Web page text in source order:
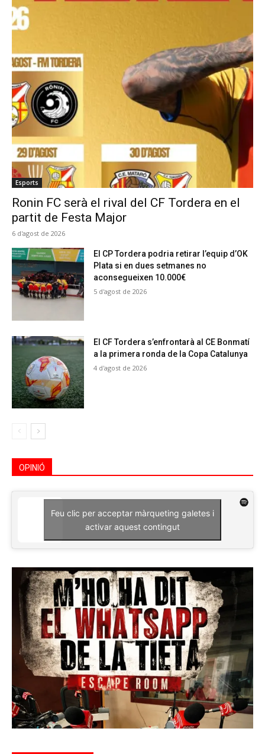
Esports
Ronin FC serà el rival del CF Tordera en el
partit de Festa Major
6 d'agost de 2026
El CP Tordera podria retirar l’equip d’OK
Plata si en dues setmanes no
aconsegueixen 10.000€
5 d'agost de 2026
El CF Tordera s’enfrontarà al CE Bonmatí
a la primera ronda de la Copa Catalunya
4 d'agost de 2026
OPINIÓ
Feu clic per acceptar màrqueting galetes i
activar aquest contingut